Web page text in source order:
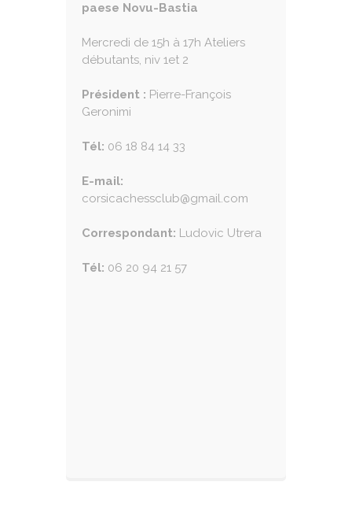
paese Novu-Bastia
Mercredi de 15h à 17h Ateliers
débutants, niv 1et 2
Président : Pierre-François
Geronimi
Tél: 06 18 84 14 33
E-mail:
corsicachessclub@gmail.com
Correspondant: Ludovic Utrera
Tél: 06 20 94 21 57